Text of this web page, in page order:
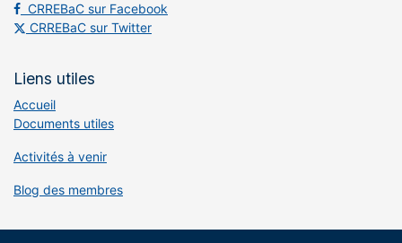
CRREBaC sur Facebook
CRREBaC sur Twitter
Liens utiles
Accueil
Documents utiles
Activités à venir
Blog des membres